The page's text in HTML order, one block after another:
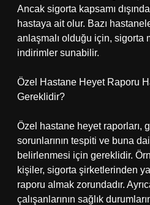
Ancak sigorta kapsamı
hastaya ait olur. Bazı
anlaşmalı olduğu için, sigorta
indirimler sunabilir.
Özel Hastane Heyet Raporu
Gereklidir?
Özel hastane heyet raporları,
sorunlarının tespiti ve buna
belirlenmesi için gereklidir.
kişiler, sigorta şirketlerinden
raporu almak zorundadır.
çalışanlarının sağlık